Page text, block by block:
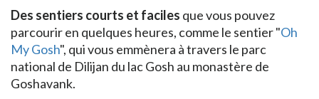
Des sentiers courts et faciles que vous pouvez
parcourir en quelques heures, comme le sentier "Oh
My Gosh", qui vous emmènera à travers le parc
national de Dilijan du lac Gosh au monastère de
Goshavank.